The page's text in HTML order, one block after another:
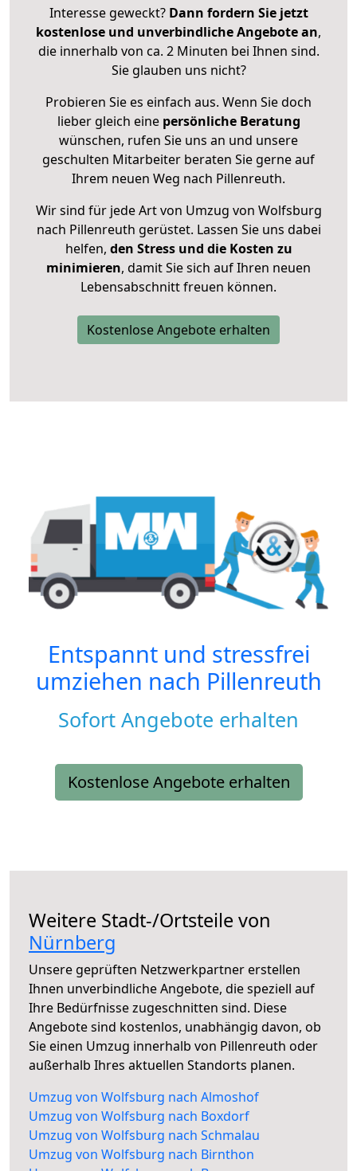
Interesse geweckt? Dann fordern Sie jetzt
kostenlose und unverbindliche Angebote an,
die innerhalb von ca. 2 Minuten bei Ihnen sind.
Sie glauben uns nicht?
Probieren Sie es einfach aus. Wenn Sie doch
lieber gleich eine persönliche Beratung
wünschen, rufen Sie uns an und unsere
geschulten Mitarbeiter beraten Sie gerne auf
Ihrem neuen Weg nach Pillenreuth.
Wir sind für jede Art von Umzug von Wolfsburg
nach Pillenreuth gerüstet. Lassen Sie uns dabei
helfen, den Stress und die Kosten zu
minimieren, damit Sie sich auf Ihren neuen
Lebensabschnitt freuen können.
Kostenlose Angebote erhalten
Entspannt und stressfrei
umziehen nach Pillenreuth
Sofort Angebote erhalten
Kostenlose Angebote erhalten
Weitere Stadt-/Ortsteile von
Nürnberg
Unsere geprüften Netzwerkpartner erstellen
Ihnen unverbindliche Angebote, die speziell auf
Ihre Bedürfnisse zugeschnitten sind. Diese
Angebote sind kostenlos, unabhängig davon, ob
Sie einen Umzug innerhalb von Pillenreuth oder
außerhalb Ihres aktuellen Standorts planen.
Umzug von Wolfsburg nach Almoshof
Umzug von Wolfsburg nach Boxdorf
Umzug von Wolfsburg nach Schmalau
Umzug von Wolfsburg nach Birnthon